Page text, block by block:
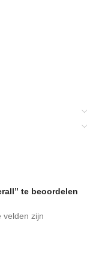
te beoordelen
velden zijn